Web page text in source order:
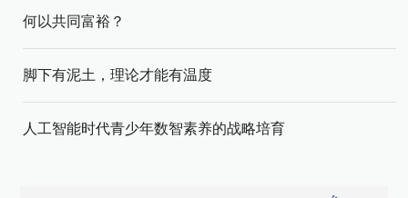
何以共同富裕？
脚下有泥土，理论才能有温度
人工智能时代青少年数智素养的战略培育